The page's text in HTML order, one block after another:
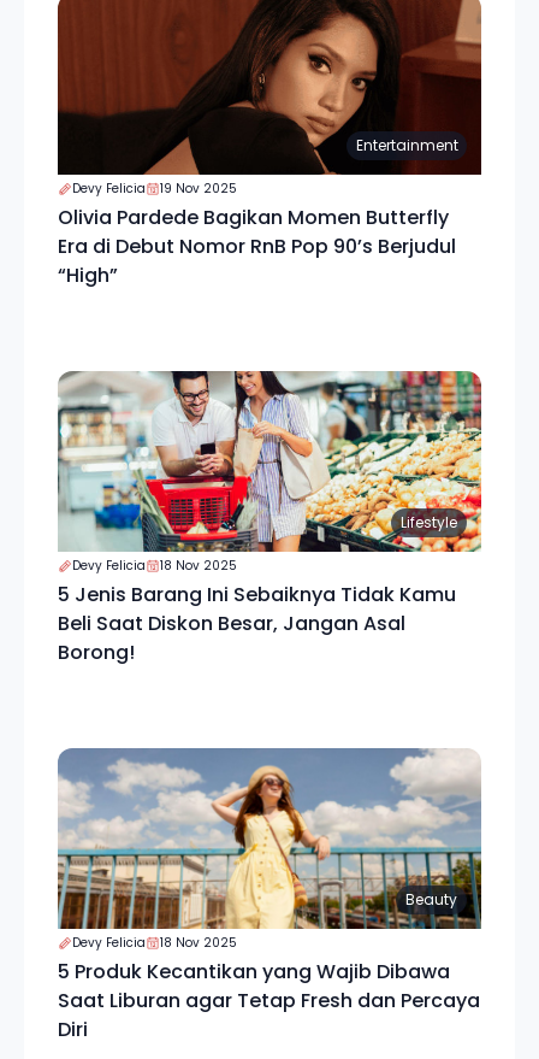
Entertainment
Devy Felicia 19 Nov 2025
Olivia Pardede Bagikan Momen Butterfly
Era di Debut Nomor RnB Pop 90’s Berjudul
“High”
Lifestyle
Devy Felicia 18 Nov 2025
5 Jenis Barang Ini Sebaiknya Tidak Kamu
Beli Saat Diskon Besar, Jangan Asal
Borong!
Beauty
Devy Felicia 18 Nov 2025
5 Produk Kecantikan yang Wajib Dibawa
Saat Liburan agar Tetap Fresh dan Percaya
Diri